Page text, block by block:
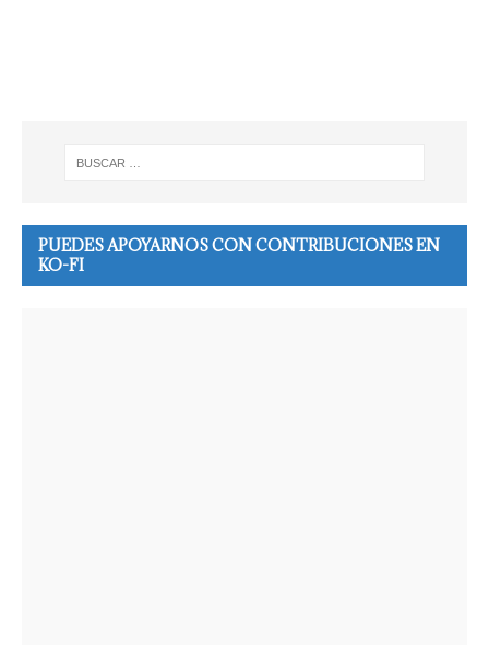
PUEDES APOYARNOS CON CONTRIBUCIONES EN
KO-FI